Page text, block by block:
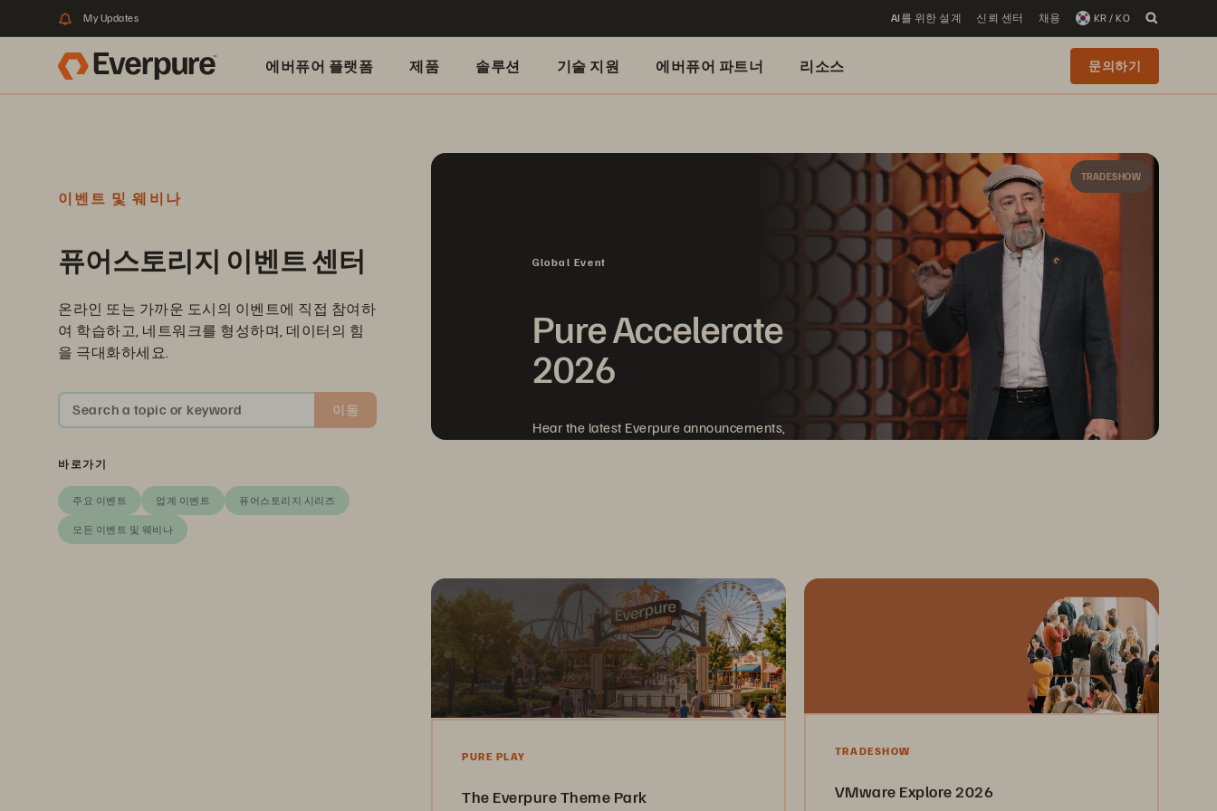
My Updates AI를 위한 설계 신뢰 센터 채용 KR / KO
에버퓨어 플랫폼 제품 솔루션 기술 지원 에버퓨어 파트너 리소스 문의하기
이벤트 및 웨비나
퓨어스토리지 이벤트 센터
온라인 또는 가까운 도시의 이벤트에 직접 참여하
여 학습하고, 네트워크를 형성하며, 데이터의 힘
을 극대화하세요.
Search a topic or keyword 이동
바로가기
주요 이벤트 업계 이벤트 퓨어스토리지 시리즈
모든 이벤트 및 웨비나
TRADESHOW
Global Event
Pure Accelerate
2026
Hear the latest Everpure announcements,
PURE PLAY
The Everpure Theme Park
TRADESHOW
VMware Explore 2026